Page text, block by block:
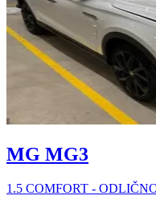
MG MG3
1.5 COMFORT -